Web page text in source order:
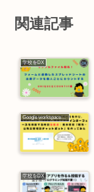
関連記事
学校をDX
Google workspace活用
学校をDX